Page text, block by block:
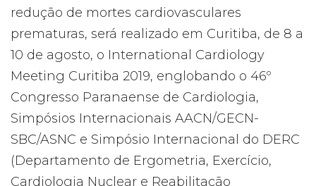
redução de mortes cardiovasculares
prematuras, será realizado em Curitiba, de 8 a
10 de agosto, o International Cardiology
Meeting Curitiba 2019, englobando o 46º
Congresso Paranaense de Cardiologia,
Simpósios Internacionais AACN/GECN-
SBC/ASNC e Simpósio Internacional do DERC
(Departamento de Ergometria, Exercício,
Cardiologia Nuclear e Reabilitação